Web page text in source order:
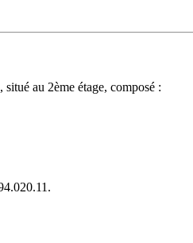
au 2ème étage, composé :